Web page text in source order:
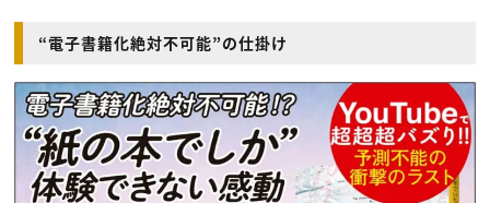
“電子書籍化絶対不可能”の仕掛け